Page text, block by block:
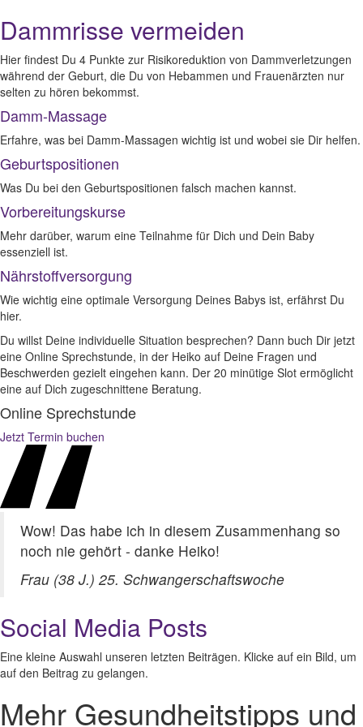
Dammrisse vermeiden
Hier findest Du 4 Punkte zur Risikoreduktion von Dammverletzungen
während der Geburt, die Du von Hebammen und Frauenärzten nur
selten zu hören bekommst.
Damm-Massage
Erfahre, was bei Damm-Massagen wichtig ist und wobei sie Dir helfen.
Geburtspositionen
Was Du bei den Geburtspositionen falsch machen kannst.
Vorbereitungskurse
Mehr darüber, warum eine Teilnahme für Dich und Dein Baby
essenziell ist.
Nährstoffversorgung
Wie wichtig eine optimale Versorgung Deines Babys ist, erfährst Du
hier.
Du willst Deine individuelle Situation besprechen? Dann buch Dir jetzt
eine Online Sprechstunde, in der Heiko auf Deine Fragen und
Beschwerden gezielt eingehen kann. Der 20 minütige Slot ermöglicht
eine auf Dich zugeschnittene Beratung.
Online Sprechstunde
Jetzt Termin buchen
Wow! Das habe ich in diesem Zusammenhang so
noch nie gehört - danke Heiko!
Frau (38 J.) 25. Schwangerschaftswoche
Social Media Posts
Eine kleine Auswahl unseren letzten Beiträgen. Klicke auf ein Bild, um
auf den Beitrag zu gelangen.
Mehr Gesundheitstipps und